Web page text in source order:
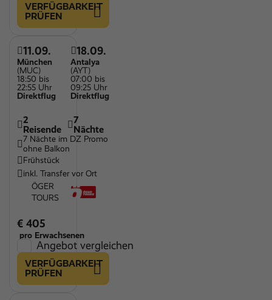
VERFÜGBARKEIT
PRÜFEN
11.09.
München
(MUC)
18:50 bis
22:55 Uhr
Direktflug
18.09.
Antalya
(AYT)
07:00 bis
09:25 Uhr
Direktflug
2
Reisende
7
Nächte
7 Nächte im DZ Promo
ohne Balkon
Frühstück
inkl. Transfer vor Ort
ÖGER
TOURS
€ 405
pro Erwachsenen
Angebot vergleichen
VERFÜGBARKEIT
PRÜFEN